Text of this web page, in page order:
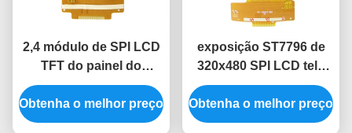
2,4 módulo de SPI LCD
TFT do painel do
módulo 240x320
ILI9341V Tft Lcd do tela
táctil de Tft Lcd da
Obtenha o melhor preço
exposição ST7796 de
320x480 SPI LCD tela
de exposição de um Spi
Tft Lcd TFT LCD de 3,5
polegadas
Obtenha o melhor preço